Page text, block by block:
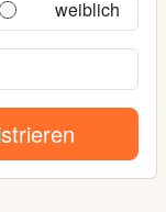
weiblich